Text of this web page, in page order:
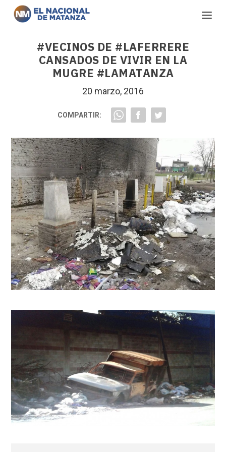
#VECINOS DE #LAFERRERE
CANSADOS DE VIVIR EN LA
MUGRE #LAMATANZA
20 marzo, 2016
COMPARTIR: